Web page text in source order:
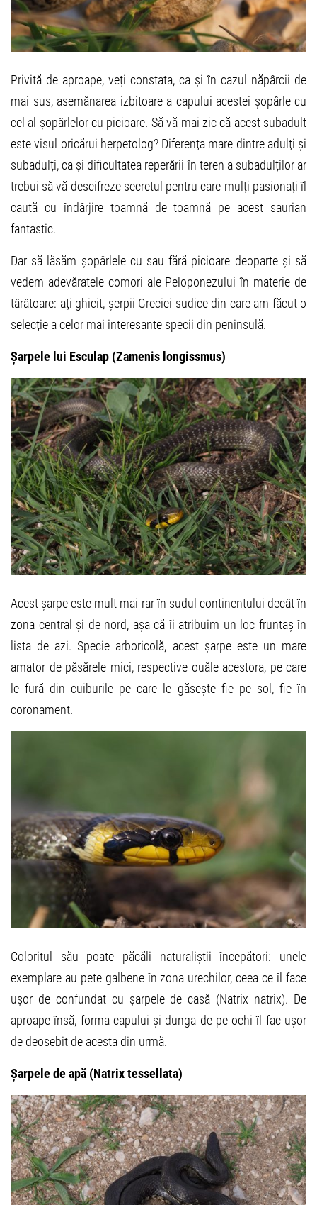
Privită de aproape, veți constata, ca și în cazul năpârcii de
mai sus, asemănarea izbitoare a capului acestei șopârle cu
cel al șopârlelor cu picioare. Să vă mai zic că acest subadult
este visul oricărui herpetolog? Diferența mare dintre adulți și
subadulți, ca și dificultatea reperării în teren a subadulților ar
trebui să vă descifreze secretul pentru care mulți pasionați îl
caută cu îndârjire toamnă de toamnă pe acest saurian
fantastic.
Dar să lăsăm șopârlele cu sau fără picioare deoparte și să
vedem adevăratele comori ale Peloponezului în materie de
târâtoare: ați ghicit, șerpii Greciei sudice din care am făcut o
selecție a celor mai interesante specii din peninsulă.
Șarpele lui Esculap (Zamenis longissmus)
Acest șarpe este mult mai rar în sudul continentului decât în
zona central și de nord, așa că îi atribuim un loc fruntaș în
lista de azi. Specie arboricolă, acest șarpe este un mare
amator de păsărele mici, respective ouăle acestora, pe care
le fură din cuiburile pe care le găsește fie pe sol, fie în
coronament.
Coloritul său poate păcăli naturaliștii începători: unele
exemplare au pete galbene în zona urechilor, ceea ce îl face
ușor de confundat cu șarpele de casă (Natrix natrix). De
aproape însă, forma capului și dunga de pe ochi îl fac ușor
de deosebit de acesta din urmă.
Șarpele de apă (Natrix tessellata)